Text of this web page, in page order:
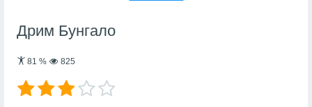
Дрим Бунгало
81 % 825